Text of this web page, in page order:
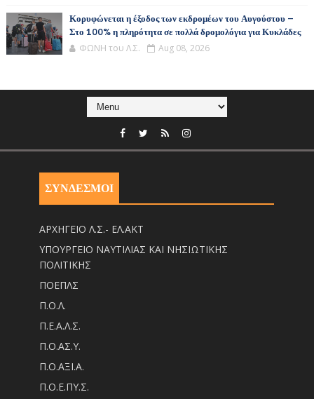
Κορυφώνεται η έξοδος των εκδρομέων του Αυγούστου –
Στο 100% η πληρότητα σε πολλά δρομολόγια για Κυκλάδες
ΦΩΝΗ του Λ.Σ. Aug 08, 2026
ΣΥΝΔΕΣΜΟΙ
ΑΡΧΗΓΕΙΟ Λ.Σ.- ΕΛ.ΑΚΤ
ΥΠΟΥΡΓΕΙΟ ΝΑΥΤΙΛΙΑΣ ΚΑΙ ΝΗΣΙΩΤΙΚΗΣ
ΠΟΛΙΤΙΚΗΣ
ΠΟΕΠΛΣ
Π.Ο.Λ.
Π.Ε.Α.Λ.Σ.
Π.Ο.ΑΣ.Υ.
Π.Ο.ΑΞΙ.Α.
Π.Ο.Ε.ΠΥ.Σ.